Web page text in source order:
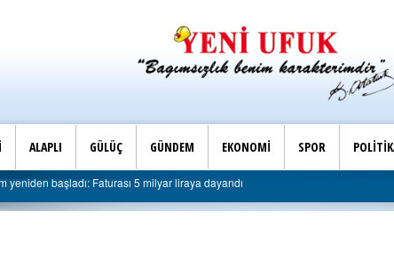
ALAPLI GÜLÜÇ GÜNDEM EKONOMİ SPOR
belediyeye sert eleştiri: “Algı siyaseti değil, hizmet belediyeciliği”